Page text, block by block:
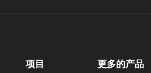
项目
更多的产品